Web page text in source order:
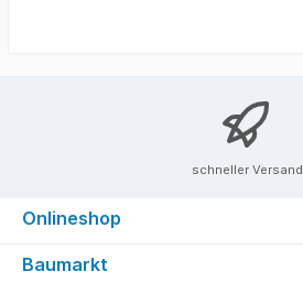
schneller Versand
Onlineshop
Baumarkt